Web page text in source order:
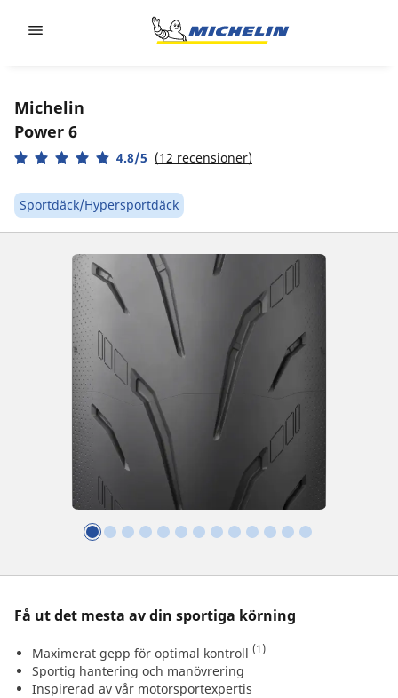
Michelin
Power 6
4.8/5 (12 recensioner)
Sportdäck/Hypersportdäck
Få ut det mesta av din sportiga körning
Maximerat gepp för optimal kontroll (1)
Sportig hantering och manövrering
Inspirerad av vår motorsportexpertis